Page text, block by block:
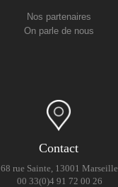
Nos partenaires
On parle de nous
Contact
68 rue Sainte, 13001 Marseille
00 33(0)4 91 72 00 26